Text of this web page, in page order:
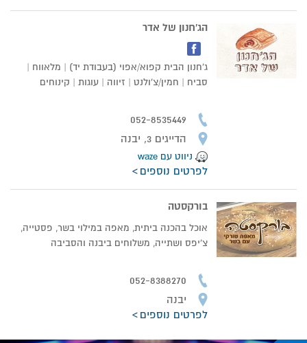
הג'חנון של אדר
ג'חנון הבית קפוא/אפוי (בעבודת יד) | מלאווח |
סביח | חמין/צ'ולנט | זיווה | עוגות | קינוחים
052-8535449
הדייגים 3, יבנה
ניווט עם waze
לפרטים נוספים
בורקסטה
אוכל בהכנה ביתית, מאפה במילוי בשר, פסטייה,
צ'יפס ושתייה, משלוחים ביבנה והסביבה
052-8388270
יבנה
לפרטים נוספים